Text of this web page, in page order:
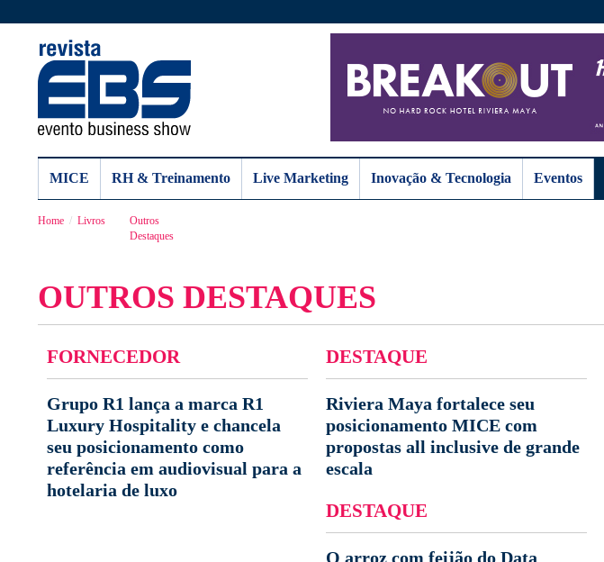
MICE RH & Treinamento Live Marketing Inovação & Tecnologia Eventos
Home Livros
Outros
Destaques
OUTROS DESTAQUES
FORNECEDOR
Grupo R1 lança a marca R1
Luxury Hospitality e chancela
seu posicionamento como
referência em audiovisual para a
hotelaria de luxo
DESTAQUE
Riviera Maya fortalece seu
posicionamento MICE com
propostas all inclusive de grande
escala
DESTAQUE
O arroz com feijão do Data